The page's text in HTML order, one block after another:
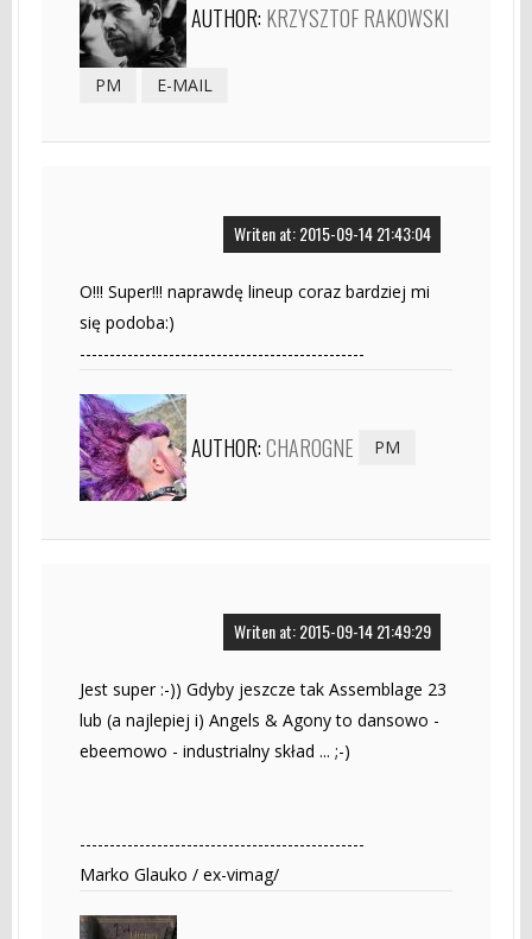
AUTHOR: KRZYSZTOF RAKOWSKI
PM E-MAIL
Writen at: 2015-09-14 21:43:04
O!!! Super!!! naprawdę lineup coraz bardziej mi
się podoba:)
------------------------------------------------
AUTHOR:CHAROGNE PM
Writen at: 2015-09-14 21:49:29
Jest super :-)) Gdyby jeszcze tak Assemblage 23
lub (a najlepiej i) Angels & Agony to dansowo -
ebeemowo - industrialny skład ... ;-)
------------------------------------------------
Marko Glauko / ex-vimag/